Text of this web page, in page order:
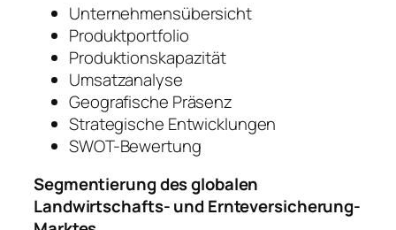
Unternehmensübersicht
Produktportfolio
Produktionskapazität
Umsatzanalyse
Geografische Präsenz
Strategische Entwicklungen
SWOT-Bewertung
Segmentierung des globalen
Landwirtschafts- und Ernteversicherung-